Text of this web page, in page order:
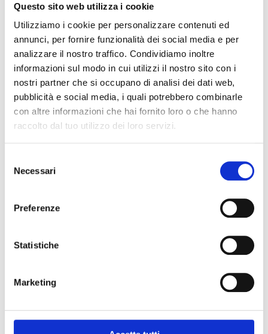
Questo sito web utilizza i cookie
Utilizziamo i cookie per personalizzare contenuti ed
annunci, per fornire funzionalità dei social media e per
analizzare il nostro traffico. Condividiamo inoltre
informazioni sul modo in cui utilizzi il nostro sito con i
nostri partner che si occupano di analisi dei dati web,
pubblicità e social media, i quali potrebbero combinarle
con altre informazioni che hai fornito loro o che hanno
raccolto dal tuo utilizzo dei loro servizi.
delNecessari
Preferenze
Statistiche
Marketing
dalla padella e versare laPolpa fine Pomì
Lasciare cuocere 15 minuti a fuoco lento,
aggiustare di sale e pepe e riporre in una
ciotola a riposare.
Nella stessa padella saltare poi il crudo di
Parma tagliato a listarelle.
Aggiungere quindi la salsa di pomodoro
precedentemente preparata e lasciare
insaporire bene.
A questo punto, in un piccolo tegamino fare
sciogliere il burro insieme a 2 cucchiai di olio
non troppo sottili e continuare a cuocere a
fuoco medio fino a che non si appassiscono
Una volta appassite, aggiungere lo zucchero e
farlo sciogliere fino a caramellarsi ottenendo
cuocere la pasta in abbondante acqua salata,
preparato.
Impiattare le fettuccine e aggiungere sopra
uno strato di cipolle caramellate e una foglia
di basilico, quindi servire.